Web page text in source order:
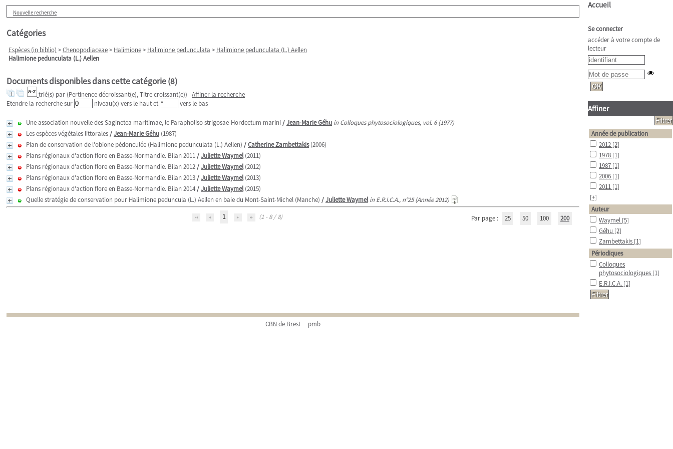
Nouvelle recherche
Catégories
Espèces (in biblio) >Chenopodiaceae> Halimione> Halimione pedunculata > Halimione pedunculata (L.) Aellen
Halimione pedunculata (L.) Aellen
Documents disponibles dans cette catégorie (8)
trié(s) par (Pertinence décroissant(e), Titre croissant(e)) Affiner la recherche
Etendre la recherche sur
niveau(x) vers le haut et vers le bas
Une association nouvelle des Saginetea maritimae, le Parapholiso strigosae-Hordeetum marini/Jean-Marie Géhu in Colloques phytosociologiques, vol. 6 (1977)
Les espèces végétales littorales/Jean-Marie Géhu (1987)
Plan de conservation de l'obione pédonculée (Halimione pedunculata (L.) Aellen) /Catherine Zambettakis(2006)
Plans régionaux d'action flore en Basse-Normandie. Bilan 2011/Juliette Waymel(2011)
Plans régionaux d'action flore en Basse-Normandie. Bilan 2012/Juliette Waymel(2012)
Plans régionaux d'action flore en Basse-Normandie. Bilan 2013/Juliette Waymel(2013)
Plans régionaux d'action flore en Basse-Normandie. Bilan 2014/Juliette Waymel(2015)
Quelle stratégie de conservation pour Halimione peduncula (L.) Aellen en baie du Mont-Saint-Michel (Manche) /Juliette Waymel in E.R.I.C.A., n°25 (Année 2012)
1
(1 - 8 / 8) Par page : 25 50 100 200
CBN de Brest pmb
Accueil
Se connecter
accéder à votre compte de
lecteur
Affiner
Année de publication
2012 [2]
1978 [1]
1987 [1]
2006 [1]
2011 [1]
[+]
Auteur
Waymel [5]
Géhu [2]
Zambettakis [1]
Périodiques
Colloques
phytosociologiques [1]
E.R.I.C.A. [1]